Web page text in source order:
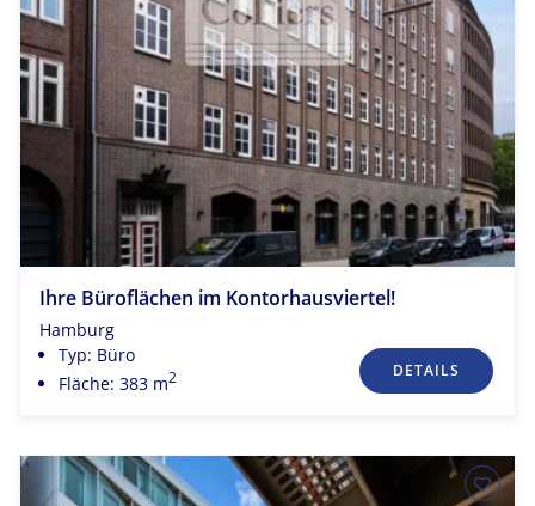
Ihre Büroflächen im Kontorhausviertel!
Hamburg
Typ: Büro
Fläche: 383 m2 DETAILS